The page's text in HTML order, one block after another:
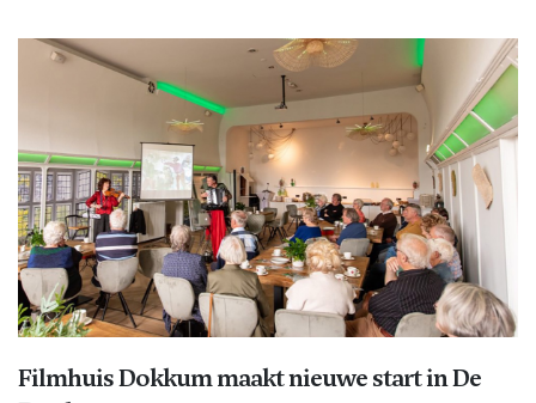
Filmhuis Dokkum maakt nieuwe start in De